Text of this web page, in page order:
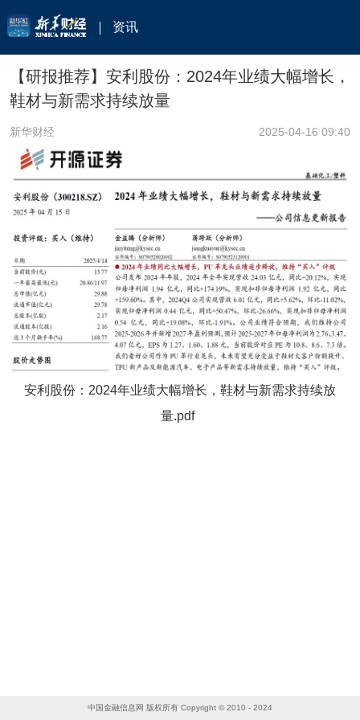
资讯
【研报推荐】安利股份：2024年业绩大幅增长，
鞋材与新需求持续放量
新华财经 2025-04-16 09:40
安利股份：2024年业绩大幅增长，鞋材与新需求持续放
量.pdf
中国金融信息网 版权所有 Copyright © 2010 - 2024